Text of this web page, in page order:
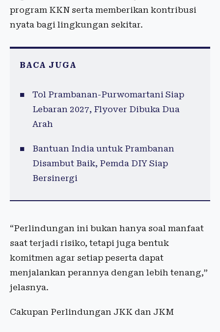
program KKN serta memberikan kontribusi
nyata bagi lingkungan sekitar.
BACA JUGA
Tol Prambanan-Purwomartani Siap
Lebaran 2027, Flyover Dibuka Dua
Arah
Bantuan India untuk Prambanan
Disambut Baik, Pemda DIY Siap
Bersinergi
“Perlindungan ini bukan hanya soal manfaat
saat terjadi risiko, tetapi juga bentuk
komitmen agar setiap peserta dapat
menjalankan perannya dengan lebih tenang,”
jelasnya.
Cakupan Perlindungan JKK dan JKM